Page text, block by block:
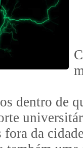
de
fora da